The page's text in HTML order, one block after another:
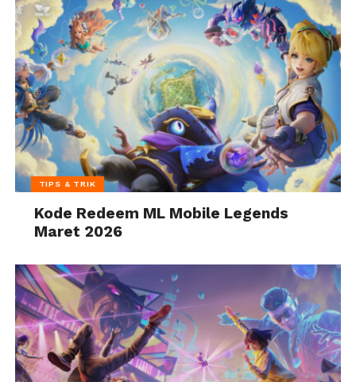
TIPS & TRIK
Kode Redeem ML Mobile Legends
Maret 2026